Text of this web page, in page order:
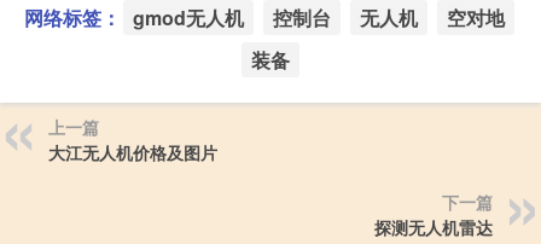
网络标签： gmod无人机 控制台 无人机
空对地
装备
上一篇
大江无人机价格及图片
下一篇
探测无人机雷达